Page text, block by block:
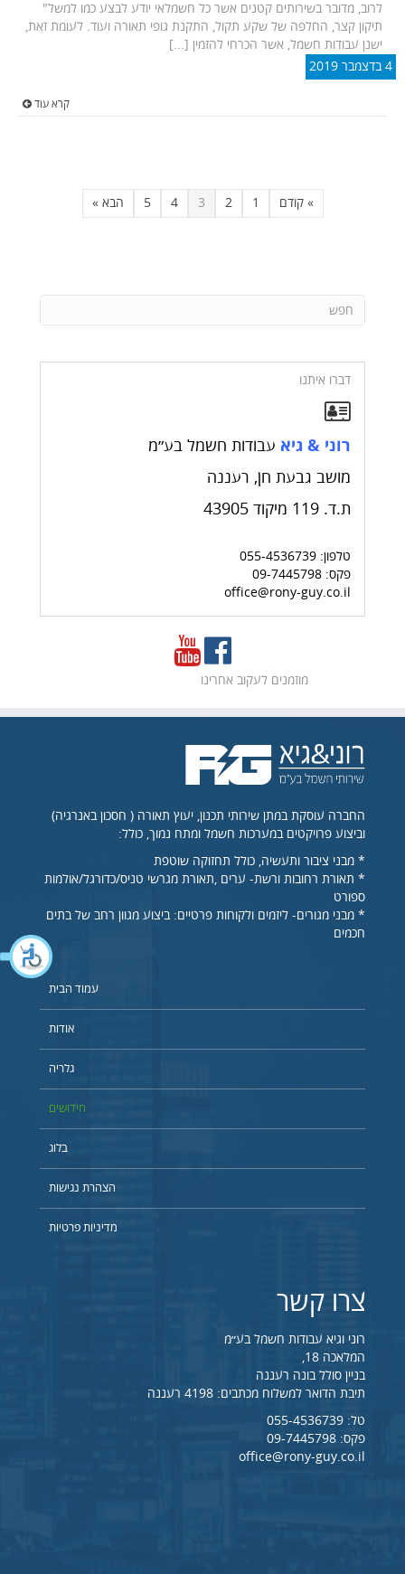
קרא עוד
לרוב, מדובר בשירותים קטנים אשר כל חשמלאי יודע לבצע כמו למשל"
תיקון קצר, החלפה של שקע תקול, התקנת גופי תאורה ועוד. לעומת זאת,
ישנן עבודות חשמל, אשר הכרחי להזמין [...]
4 בדצמבר 2019
» קודם 1
2
3
4
5 הבא »
דברו איתנו
רוני & גיא עבודות חשמל בע״מ
מושב גבעת חן, רעננה
ת.ד. 119
מיקוד 43905
טלפון: 055-4536739
פקס: 09-7445798
office@rony-guy.co.il
מוזמנים לעקוב אחרינו
החברה עוסקת במתן שירותי תכנון, יעוץ תאורה ( חסכון באנרגיה)
וביצוע פרויקטים במערכות חשמל ומתח נמוך, כולל:
* מבני ציבור ותעשיה, כולל תחזוקה שוטפת
* תאורת רחובות ורשת- ערים ,תאורת מגרשי טניס/כדורגל/אולמות
ספורט
* מבני מגורים- ליזמים ולקוחות פרטיים: ביצוע מגוון רחב של בתים
חכמים
עמוד הבית
אודות
גלריה
חידושים
בלוג
הצהרת נגישות
מדיניות פרטיות
צרו קשר
רוני וגיא עבודות חשמל בע״מ
המלאכה 18,
בניין סולל בונה רעננה
תיבת הדואר למשלוח מכתבים: 4198 רעננה
טל: 055-4536739
פקס: 09-7445798
office@rony-guy.co.il